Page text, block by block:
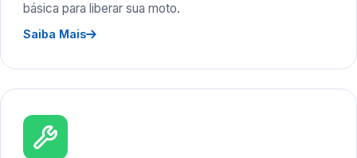
básica para liberar sua moto.
Saiba Mais